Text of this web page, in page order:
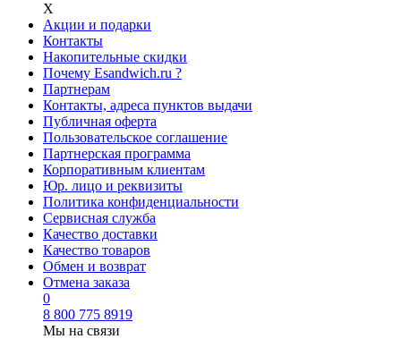
Х
Акции и подарки
Контакты
Накопительные скидки
Почему Esandwich.ru ?
Партнерам
Контакты, адреса пунктов выдачи
Публичная оферта
Пользовательское соглашение
Партнерская программа
Корпоративным клиентам
Юр. лицо и реквизиты
Политика конфиденциальности
Сервисная служба
Качество доставки
Качество товаров
Обмен и возврат
Отмена заказа
0
8 800 775 8919
Мы на связи